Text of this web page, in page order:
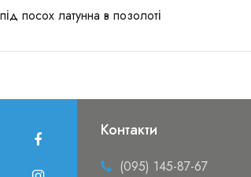
посох латунна в позолоті
Контакти
(095) 145-87-67